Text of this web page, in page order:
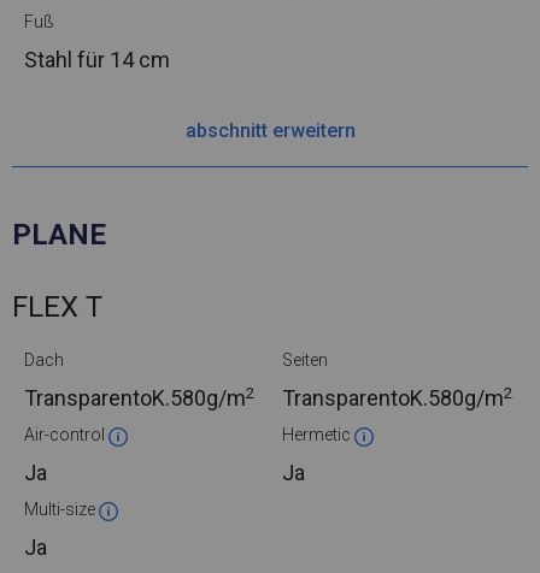
Fuß
Stahl für 14 cm
abschnitt erweitern
PLANE
FLEX T
Dach
TransparentoK.580g/m2
Seiten
TransparentoK.580g/m2
Air-control
Ja
Hermetic
Ja
Multi-size
Ja